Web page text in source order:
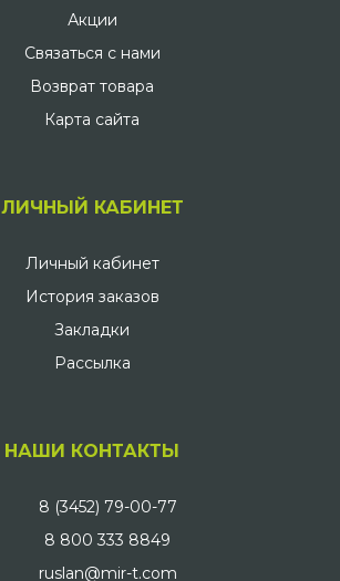
Акции
Связаться с нами
Возврат товара
Карта сайта
ЛИЧНЫЙ КАБИНЕТ
Личный кабинет
История заказов
Закладки
Рассылка
НАШИ КОНТАКТЫ
8 (3452) 79-00-77
8 800 333 8849
ruslan@mir-t.com